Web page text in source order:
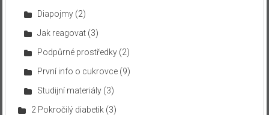
Diapojmy(2)
Jak reagovat(3)
Podpůrné prostředky(2)
První info o cukrovce(9)
Studijní materiály(3)
2 Pokročilý diabetik(3)